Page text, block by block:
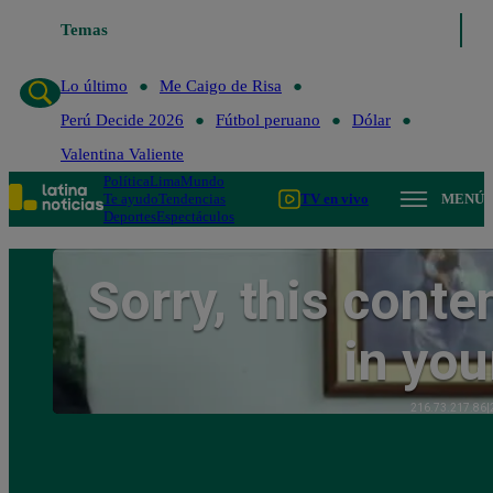
Temas
Lo último
Me Caigo de Risa
Perú Decide 2026
Fútbol peruano
Dólar
Valentina Valiente
PolíticaLimaMundo
Te ayudoTendencias
DeportesEspectáculos
TV en vivo MENÚ